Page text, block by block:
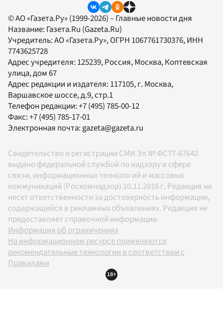
© АО «Газета.Ру» (1999-2026) – Главные новости дня
Название: Газета.Ru (Gazeta.Ru)
Учредитель:АО «Газета.Ру», ОГРН 1067761730376, ИНН
7743625728
Адрес учредителя: 125239, Россия, Москва, Коптевская
улица, дом 67
Адрес редакции и издателя: 117105, г. Москва,
Варшавское шоссе, д.9, стр.1
Телефон редакции:+7 (495) 785-00-12
Факс:+7 (495) 785-17-01
Электронная почта:gazeta@gazeta.ru
Свидетельство о регистрации СМИ Эл № ФС77-67642
выдано федеральной службой по надзору в сфере
связи, информационных технологий и массовых
коммуникаций (Роскомнадзор) 10.11.2016 г. Редакция не
несет ответственности за достоверность информации,
содержащейся в рекламных объявлениях. Редакция не
предоставляет справочной информации.
Информация об ограничениях
На информационном ресурсе применяются
рекомендательные технологии в соответствии с
Правилами
18+